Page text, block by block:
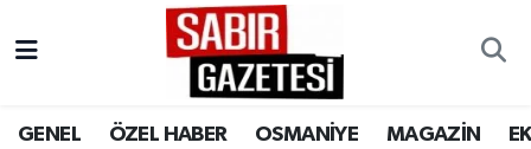
GENEL ÖZEL HABER OSMANİYE MAGAZİN
Osmaniye Nöbetçi Eczaneler